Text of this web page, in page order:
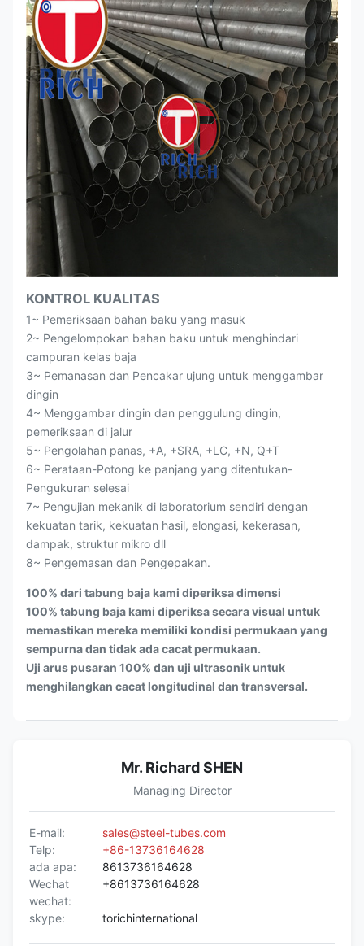
KONTROL KUALITAS
1~ Pemeriksaan bahan baku yang masuk
2~ Pengelompokan bahan baku untuk menghindari
campuran kelas baja
3~ Pemanasan dan Pencakar ujung untuk menggambar
dingin
4~ Menggambar dingin dan penggulung dingin,
pemeriksaan di jalur
5~ Pengolahan panas, +A, +SRA, +LC, +N, Q+T
6~ Perataan-Potong ke panjang yang ditentukan-
Pengukuran selesai
7~ Pengujian mekanik di laboratorium sendiri dengan
kekuatan tarik, kekuatan hasil, elongasi, kekerasan,
dampak, struktur mikro dll
8~ Pengemasan dan Pengepakan.
100% dari tabung baja kami diperiksa dimensi
100% tabung baja kami diperiksa secara visual untuk
memastikan mereka memiliki kondisi permukaan yang
sempurna dan tidak ada cacat permukaan.
Uji arus pusaran 100% dan uji ultrasonik untuk
menghilangkan cacat longitudinal dan transversal.
Mr. Richard SHEN
Managing Director
E-mail:
sales@steel-tubes.com
Telp:
+86-13736164628
ada apa:
8613736164628
Wechat
wechat:
+8613736164628
skype: torichinternational